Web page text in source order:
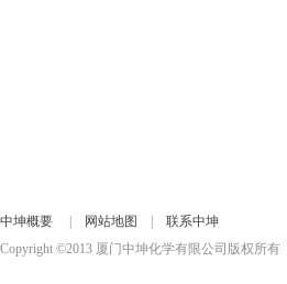
中坤概要 网站地图
联系中坤
Copyright ©2013 厦门中坤化学有限公司版权所有